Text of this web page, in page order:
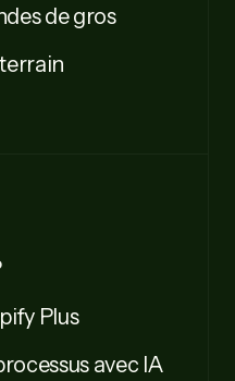
de gros
Plus
avec IA